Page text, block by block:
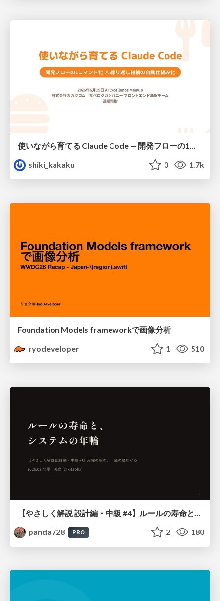
使いながら育てる Claude Code — 開発フローの1コマンド化 × 繰り返し指摘の自動仕組み化
shiki_kakaku
0 1.7k
Foundation Models frameworkで画像分析
ryodeveloper
1 510
【やさしく解説 設計編・中級 #4】ルールの寿命と、システムの年輪
panda728
PRO 2 180